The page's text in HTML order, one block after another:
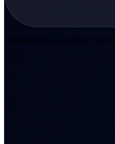
Elektrikerfirma på Sofiemyr